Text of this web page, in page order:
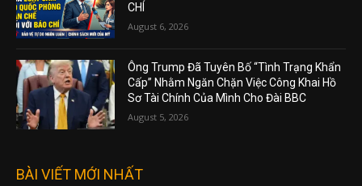
CHÍ
August 6, 2026
Ông Trump Đã Tuyên Bố “Tình Trạng Khẩn
Cấp” Nhằm Ngăn Chặn Việc Công Khai Hồ
Sơ Tài Chính Của Mình Cho Đài BBC
August 5, 2026
BÀI VIẾT MỚI NHẤT